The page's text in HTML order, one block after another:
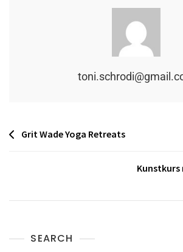
Beitragsnavigation
Grit Wade Yoga Retreats
Kunstkurs
SEARCH